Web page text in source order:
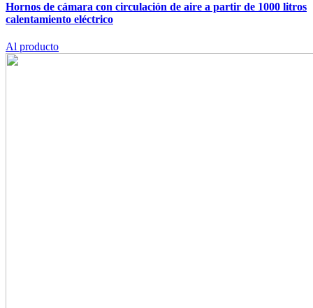
Hornos de cámara con circulación de aire a partir de 1000 litros
calentamiento eléctrico
Al producto